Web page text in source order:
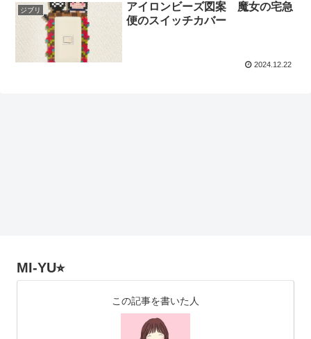
ジブリ
アイロンビーズ図案 魔女の宅急
便のスイッチカバー
2024.12.22
MI-YU⭐︎
この記事を書いた人